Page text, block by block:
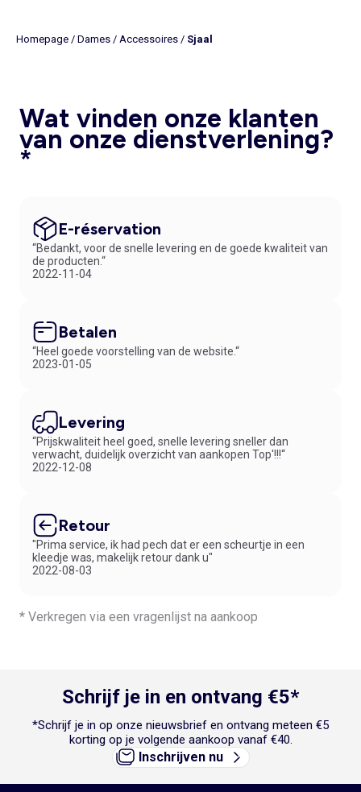
Homepage / Dames / Accessoires / Sjaal
Wat vinden onze klanten
van onze dienstverlening?
*
E-réservation
“Bedankt, voor de snelle levering en de goede kwaliteit van
de producten.“
2022-11-04
Betalen
“Heel goede voorstelling van de website.“
2023-01-05
Levering
“Prijskwaliteit heel goed, snelle levering sneller dan
verwacht, duidelijk overzicht van aankopen Top'!!!“
2022-12-08
Retour
"Prima service, ik had pech dat er een scheurtje in een
kleedje was, makelijk retour dank u"
2022-08-03
* Verkregen via een vragenlijst na aankoop
Schrijf je in en ontvang €5*
*Schrijf je in op onze nieuwsbrief en ontvang meteen €5
korting op je volgende aankoop vanaf €40.
Inschrijven nu